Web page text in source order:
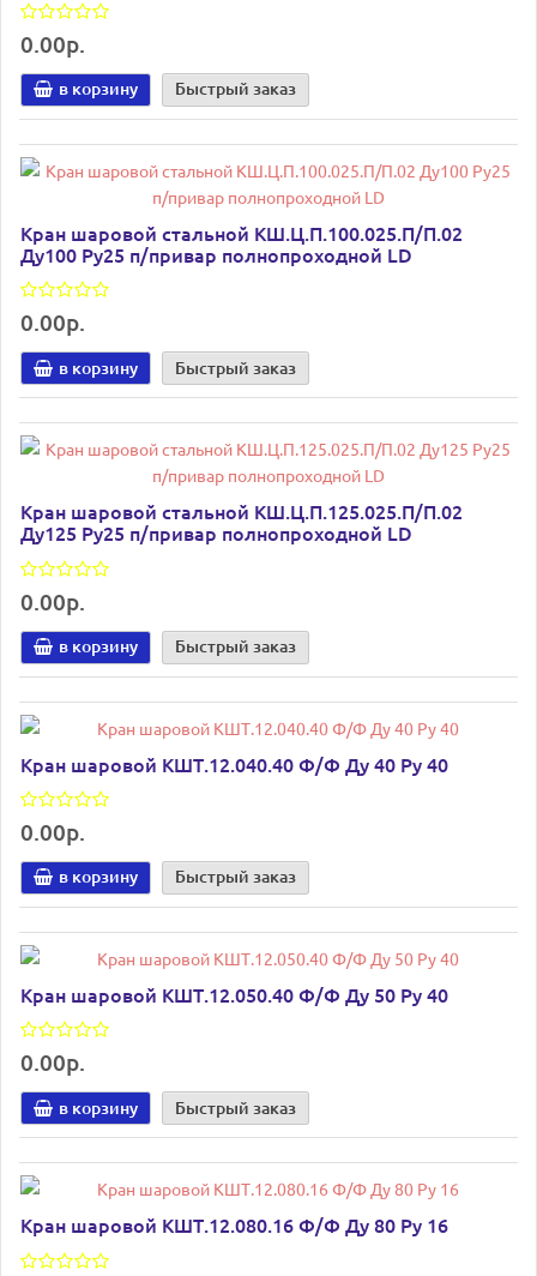
0.00р.
в корзину Быстрый заказ
Кран шаровой стальной КШ.Ц.П.100.025.П/П.02
Ду100 Ру25 п/привар полнопроходной LD
0.00р.
в корзину Быстрый заказ
Кран шаровой стальной КШ.Ц.П.125.025.П/П.02
Ду125 Ру25 п/привар полнопроходной LD
0.00р.
в корзину Быстрый заказ
Кран шаровой КШТ.12.040.40 Ф/Ф Ду 40 Ру 40
0.00р.
в корзину Быстрый заказ
Кран шаровой КШТ.12.050.40 Ф/Ф Ду 50 Ру 40
0.00р.
в корзину Быстрый заказ
Кран шаровой КШТ.12.080.16 Ф/Ф Ду 80 Ру 16